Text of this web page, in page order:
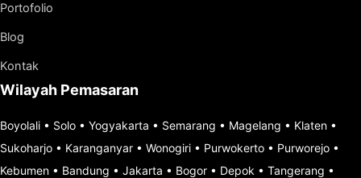
Portofolio
Blog
Kontak
Wilayah Pemasaran
Boyolali • Solo • Yogyakarta • Semarang • Magelang • Klaten •
Sukoharjo • Karanganyar • Wonogiri • Purwokerto • Purworejo •
Kebumen • Bandung • Jakarta • Bogor • Depok • Tangerang •